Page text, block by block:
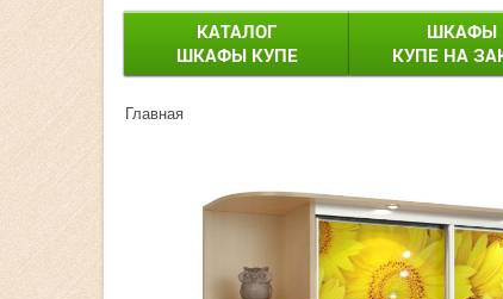
КАТАЛОГ
ШКАФЫ КУПЕ
ШКАФЫ
КУПЕ НА
Главная